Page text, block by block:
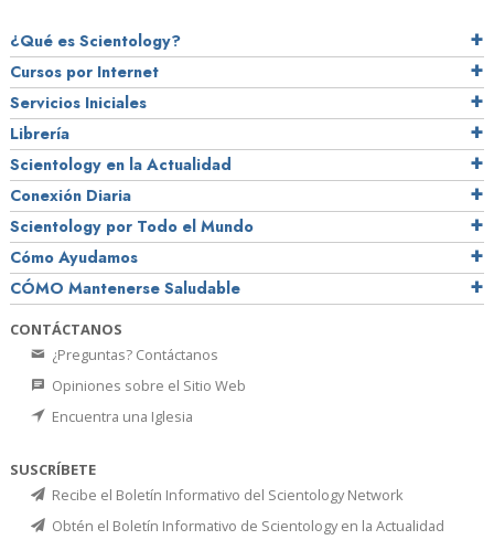
¿Qué es Scientology?
Cursos por Internet
Servicios Iniciales
Librería
Scientology en la Actualidad
Conexión Diaria
Scientology por Todo el Mundo
Cómo Ayudamos
CÓMO Mantenerse Saludable
CONTÁCTANOS
¿Preguntas? Contáctanos
Opiniones sobre el Sitio Web
Encuentra una Iglesia
SUSCRÍBETE
Recibe el Boletín Informativo del Scientology Network
Obtén el Boletín Informativo de Scientology en la Actualidad